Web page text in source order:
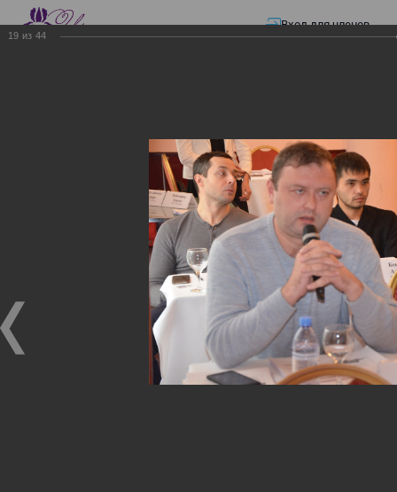
Вход для членов
Презентации—ЭЛЕКТРОННЫЕ СЧЕТА-ФАКТУРЫ.
ЭЛЕКТРОННЫЕ СЧЕТА-
ФАКТУРЫ. ВИРТУАЛЬНЫЙ
ЭЛЕКТРОННЫЕ СЧЕТА-ФАКТУРЫ. ВИРТУАЛЬНЫЙ
СКЛАД.
Семинар с КГД и разработчиками
19 из 44